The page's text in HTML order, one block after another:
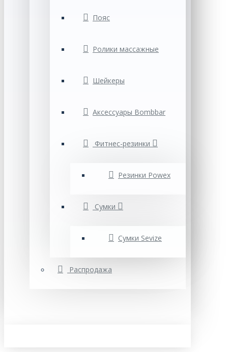
Пояс
Ролики массажные
Шейкеры
Аксессуары Bombbar
Фитнес-резинки
Резинки Powex
Сумки
Cумки Sevize
Распродажа